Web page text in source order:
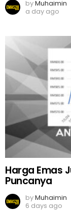
byMuhaimin
a day ago
Harga Emas
Puncanya
byMuhaimin
6 days ago